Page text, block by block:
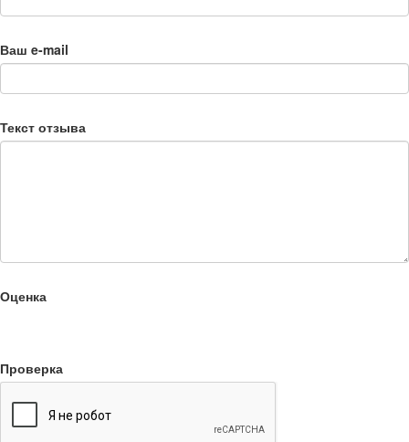
Ваш e-mail
Текст отзыва
Оценка
Проверка